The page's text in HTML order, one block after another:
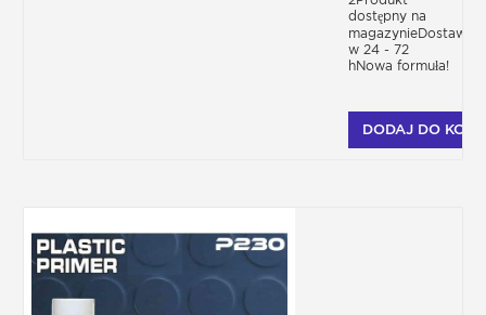
dostępny na
magazynieDostawa
w 24 - 72
hNowa formuła!
DODAJ DO